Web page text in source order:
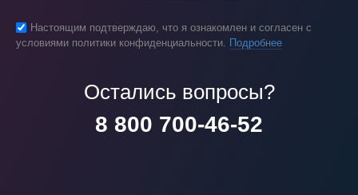
Настоящим подтверждаю, что я ознакомлен и согласен с
условиями политики конфиденциальности. Подробнее
Остались вопросы?
8 800 700-46-52